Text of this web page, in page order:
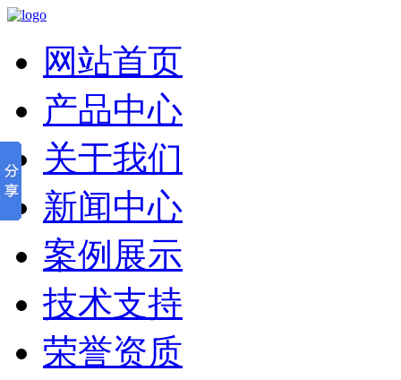
网站首页
产品中心
关于我们
新闻中心
案例展示
技术支持
荣誉资质